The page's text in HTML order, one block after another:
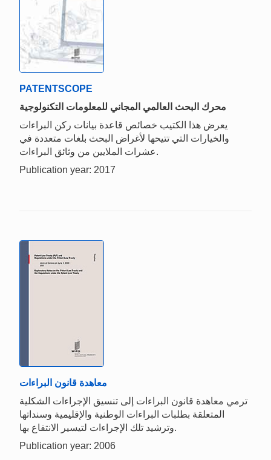
PATENTSCOPE
محرك البحث العالمي المجاني للمعلومات التكنولوجية
يعرض هذا الكتيب خصائص قاعدة بيانات ركن البراءات
والخيارات التي تتيحها لأغراض البحث بلغات متعددة في
عشرات الملايين من وثائق البراءات.
Publication year: 2017
معاهدة قانون البراءات
ترمي معاهدة قانون البراءات إلى تنسيق الإجراءات الشكلية
المتعلقة بطلبات البراءات الوطنية والإقليمية وسنداتها
وترشيد تلك الإجراءات لتيسير الانتفاع بها.
Publication year: 2006